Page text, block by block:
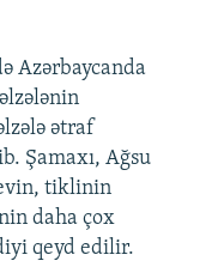
Azərbaycanda
ətraf
Şamaxı, Ağsu
evin, tiklinin
daha çox
qeyd edilir.